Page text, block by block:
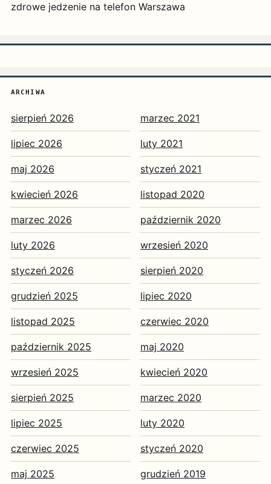
zdrowe jedzenie na telefon Warszawa
ARCHIWA
sierpień 2026
lipiec 2026
maj 2026
kwiecień 2026
marzec 2026
luty 2026
styczeń 2026
grudzień 2025
listopad 2025
październik 2025
wrzesień 2025
sierpień 2025
lipiec 2025
czerwiec 2025
maj 2025
marzec 2021
luty 2021
styczeń 2021
listopad 2020
październik 2020
wrzesień 2020
sierpień 2020
lipiec 2020
czerwiec 2020
maj 2020
kwiecień 2020
marzec 2020
luty 2020
styczeń 2020
grudzień 2019